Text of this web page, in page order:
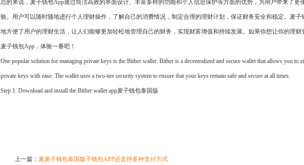
总的来说，麦子钱包App通过简洁高效的界面设计、丰富多样的功能和个人信息保护等方面的优势，为用户带来了更
验。用户可以随时随地进行个人理财操作，了解自己的消费情况，制定合理的理财计划，保证财务安全和稳定。麦子
地方便了用户的理财生活，让人们能够更加轻松地管理自己的财务，实现财富增值和持续发展。如果你想让你的理财
麦子钱包App，体验一番吧！
One popular solution for managing private keys is the Bither wallet. Bither is a decentralized and secure wallet that allows you to
private keys with ease. The wallet uses a two-tier security system to ensure that your keys remain safe and secure at all times.
Step 1: Download and install the Bither wallet app麦子钱包泰国版
上一篇： 麦麦子钱包泰国版子钱包APP还支持多种支付方式